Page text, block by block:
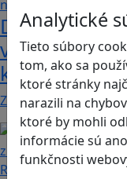
Analytické
Tieto súbory
tom, ako sa
ktoré stránky
narazili na
ktoré by mohli
informácie sú
funkčnosti
videohre?
kamarátok
Značku Mimi a Líza
Recenzie